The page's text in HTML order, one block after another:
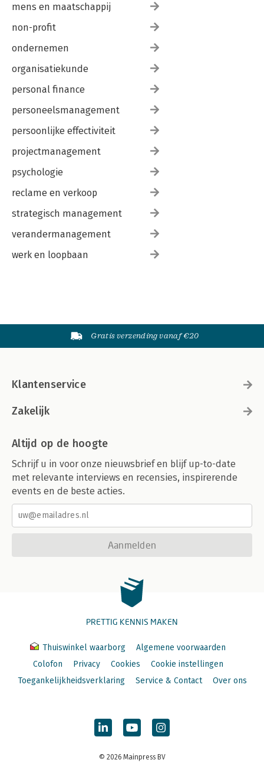
mens en maatschappij
non-profit
ondernemen
organisatiekunde
personal finance
personeelsmanagement
persoonlijke effectiviteit
projectmanagement
psychologie
reclame en verkoop
strategisch management
verandermanagement
werk en loopbaan
Gratis verzending vanaf €20
Klantenservice
Zakelijk
Altijd op de hoogte
Schrijf u in voor onze nieuwsbrief en blijf up-to-date
met relevante interviews en recensies, inspirerende
events en de beste acties.
Aanmelden
PRETTIG KENNIS MAKEN
Thuiswinkel waarborg
Algemene voorwaarden
Colofon
Privacy Cookies
Cookie instellingen
Toegankelijkheidsverklaring
Service & Contact Over ons
© 2026 Mainpress BV